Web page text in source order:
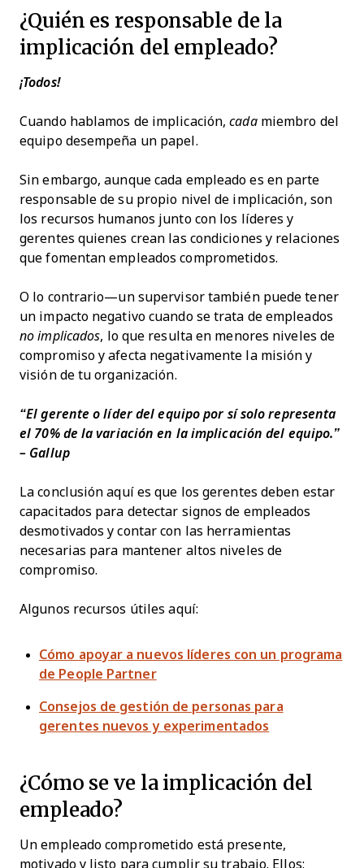
¿Quién es responsable de la
implicación del empleado?
¡Todos!
Cuando hablamos de implicación,cadamiembro del
equipo desempeña un papel.
Sin embargo, aunque cada empleado es en parte
responsable de su propio nivel de implicación, son
los recursos humanos junto con los líderes y
gerentes quienes crean las condiciones y relaciones
que fomentan empleados comprometidos.
O lo contrario—un supervisor también puede tener
un impacto negativo cuando se trata de empleados
no implicados, lo que resulta en menores niveles de
compromiso y afecta negativamente la misión y
visión de tu organización.
“El gerente o líder del equipo por sí solo representa
el 70% de la variación en la implicación del equipo.”
– Gallup
La conclusión aquí es que los gerentes deben estar
capacitados para detectar signos de empleados
desmotivados y contar con las herramientas
necesarias para mantener altos niveles de
compromiso.
Algunos recursos útiles aquí:
Cómo apoyar a nuevos líderes con un programa
de People Partner
Consejos de gestión de personas para
gerentes nuevos y experimentados
¿Cómo se ve la implicación del
empleado?
Un empleado comprometido está presente,
motivado y listo para cumplir su trabajo. Ellos: